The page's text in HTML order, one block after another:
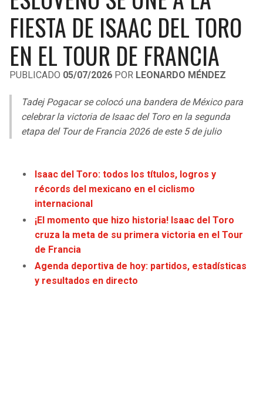
LIGA DE EXPANSIÓN MX
LEAGUES CUP
UEFA EUROPA LEAGUE
UEFA CONFERENCE LEAGUE
MLS
COPA SUDAMERICANA
LIGA BETPLAY
RAIDERS
CHARGERS
BENGALS
JAGUARS
CAVALIERS
PISTONS
BUCKS
WIZARDS
FIESTA DE ISAAC DEL TORO
EN EL TOUR DE FRANCIA
PUBLICADO 05/07/2026 POR LEONARDO MÉNDEZ
Tadej Pogacar se colocó una bandera de México para
celebrar la victoria de Isaac del Toro en la segunda
etapa del Tour de Francia 2026 de este 5 de julio
Isaac del Toro: todos los títulos, logros y
récords del mexicano en el ciclismo
internacional
¡El momento que hizo historia! Isaac del Toro
cruza la meta de su primera victoria en el Tour
de Francia
Agenda deportiva de hoy: partidos, estadísticas
y resultados en directo